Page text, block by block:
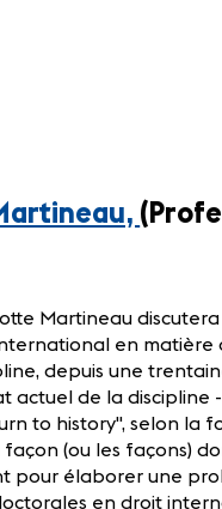
Martineau
en
depuis une
actuel de la discipline
to history", selon la
(ou les façons)
pour élaborer une
en droit